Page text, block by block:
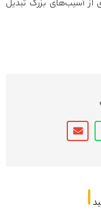
از آسیب‌های بزرگ تبدیل